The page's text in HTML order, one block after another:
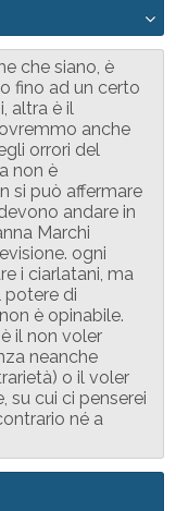
che siano, è
fino ad un certo
altra è il
anche
orrori del
non è
si può affermare
andare in
Marchi
ogni
i ciarlatani, ma
potere di
è opinabile.
il non voler
neanche
o il voler
su cui ci penserei
né a